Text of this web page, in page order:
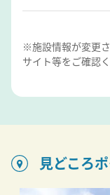
※施設情報が変更
サイト等をご確認く
見どころ